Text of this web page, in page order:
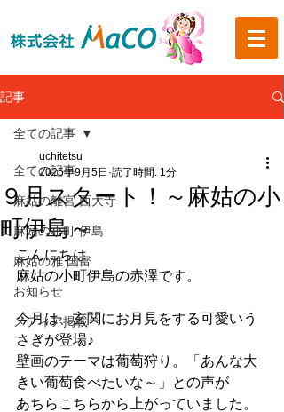
記事
全ての記事
麻姑の離宮 西大寺
麻姑の小町 伊島
麻姑の雅 国富
お知らせ
メディア掲載
全ての記事
９月スタート！～麻姑の小
町伊島～
uchitetsu
2025年9月5日 読了時間: 1分
こんにちは。
麻姑の小町伊島の赤澤です。
今月は、玄関にお月見をする可愛いう
さぎが登場♪
壁画のテーマは葡萄狩り。「あんな大
きい葡萄食べたいな～」との声が
あちらこちらから上がっていました。